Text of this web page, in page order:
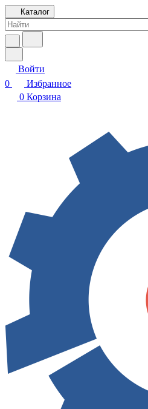
Каталог
Войти
0
Избранное
0 Корзина